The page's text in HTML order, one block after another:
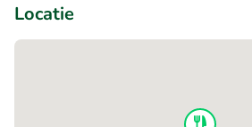
Locatie